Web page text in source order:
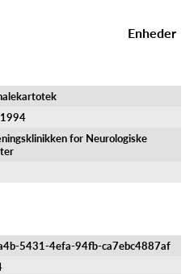
Enheder
for Neurologiske
5431-4efa-94fb-ca7ebc4887af